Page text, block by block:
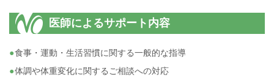
医師によるサポート内容
食事・運動・生活習慣に関する一般的な指導
体調や体重変化に関するご相談への対応